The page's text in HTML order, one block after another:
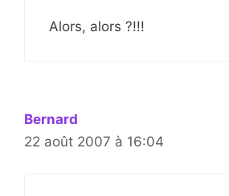
Alors, alors ?!!!
Bernard
22 août 2007 à 16:04